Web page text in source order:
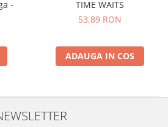
-
TIME WAITS
53,89 RON
ADAUGA IN COS